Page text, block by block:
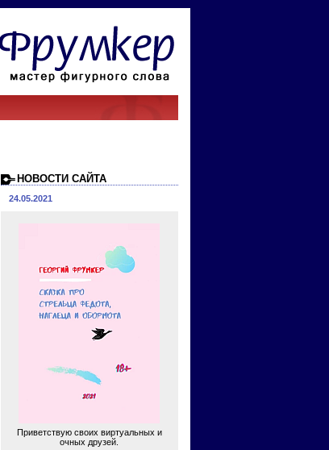
НОВОСТИ САЙТА
24.05.2021
Приветствую своих виртуальных и
очных друзей.